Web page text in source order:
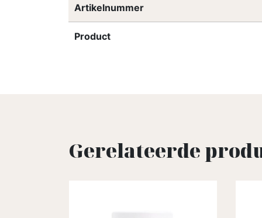
Artikelnummer
Product
Gerelateerde